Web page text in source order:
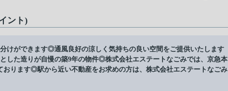
ント)
けができます◎通風良好の涼しく気持ちの良い空間をご提供いたします
た造りが自慢の築9年の物件◎株式会社エステートなごみでは、京急本
ります◎駅から近い不動産をお求めの方は、株式会社エステートなごみ